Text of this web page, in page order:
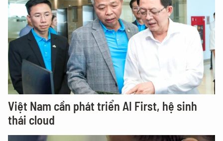
Việt Nam cần phát triển AI First, hệ sinh
thái cloud